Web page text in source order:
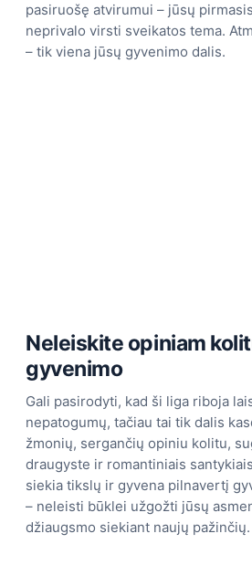
pasiruošę atvirumui – jūsų
neprivalo virsti sveikatos tema.
– tik viena jūsų gyvenimo dalis.
Neleiskite opiniam
gyvenimo
Gali pasirodyti, kad ši liga riboja
nepatogumų, tačiau tai tik dalis
žmonių, sergančių opiniu kolitu,
draugyste ir romantiniais
siekia tikslų ir gyvena pilnavertį
– neleisti būklei užgožti jūsų
džiaugsmo siekiant naujų pažinčių.